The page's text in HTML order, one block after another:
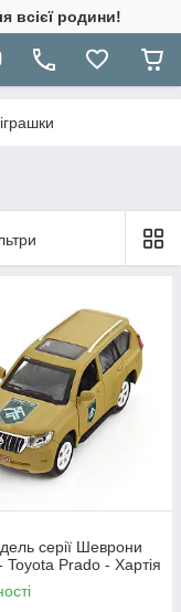
всієї родини!
серії Шеврони
Toyota Prado - Хартія